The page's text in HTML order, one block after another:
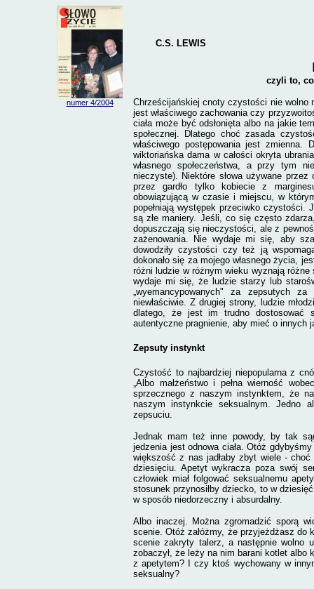
numer 4/2004
C.S. LEWIS
czyli to,
Chrześcijańskiej cnoty czystości nie wolno
jest właściwego zachowania czy
ciała może być odsłonięta albo na jakie
społecznej. Dlatego choć zasada
właściwego postępowania jest
wiktoriańska dama w całości okryta
własnego społeczeństwa, a przy tym
nieczyste). Niektóre słowa używane
przez gardło tylko kobiecie z
obowiązującą w czasie i miejscu, w
popełniają występek przeciwko czystości.
są złe maniery. Jeśli, co się często
dopuszczają się nieczystości, ale z
zażenowania. Nie wydaje mi się, aby
dowodziły czystości czy też ją
dokonało się za mojego własnego życia,
różni ludzie w różnym wieku wyznają
wydaje mi się, że ludzie starzy lub
„wyemancypowanych" za zepsutych
niewłaściwie. Z drugiej strony, ludzie
dlatego, że jest im trudno dostosować
autentyczne pragnienie, aby mieć o innych
Zepsuty instynkt
Czystość to najbardziej niepopularna z
„Albo małżeństwo i pełna wierność
sprzecznego z naszym instynktem, że
naszym instynkcie seksualnym. Jedno
zepsuciu.
Jednak mam też inne powody, by tak
jedzenia jest odnowa ciała. Otóż
większość z nas jadłaby zbyt wiele -
dziesięciu. Apetyt wykracza poza swój
człowiek miał folgować seksualnemu
stosunek przynosiłby dziecko, to w
w sposób niedorzeczny i absurdalny.
Albo inaczej. Można zgromadzić sporą
scenie. Otóż załóżmy, że przyjeżdżasz do
scenie zakryty talerz, a następnie wolno
zobaczył, że leży na nim barani kotlet albo
z apetytem? I czy ktoś wychowany w
seksualny?